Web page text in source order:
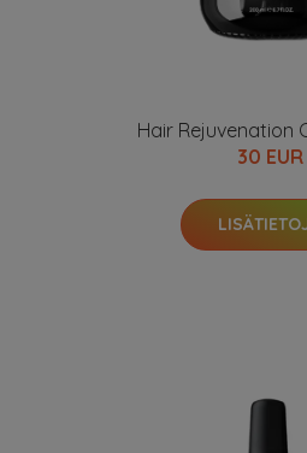
Hair Rejuvenation
30 EUR